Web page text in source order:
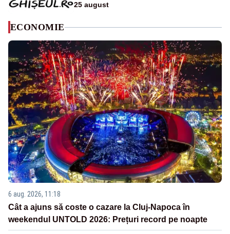
25 august
ECONOMIE
6 aug. 2026, 11:18
Cât a ajuns să coste o cazare la Cluj-Napoca în
weekendul UNTOLD 2026: Prețuri record pe noapte